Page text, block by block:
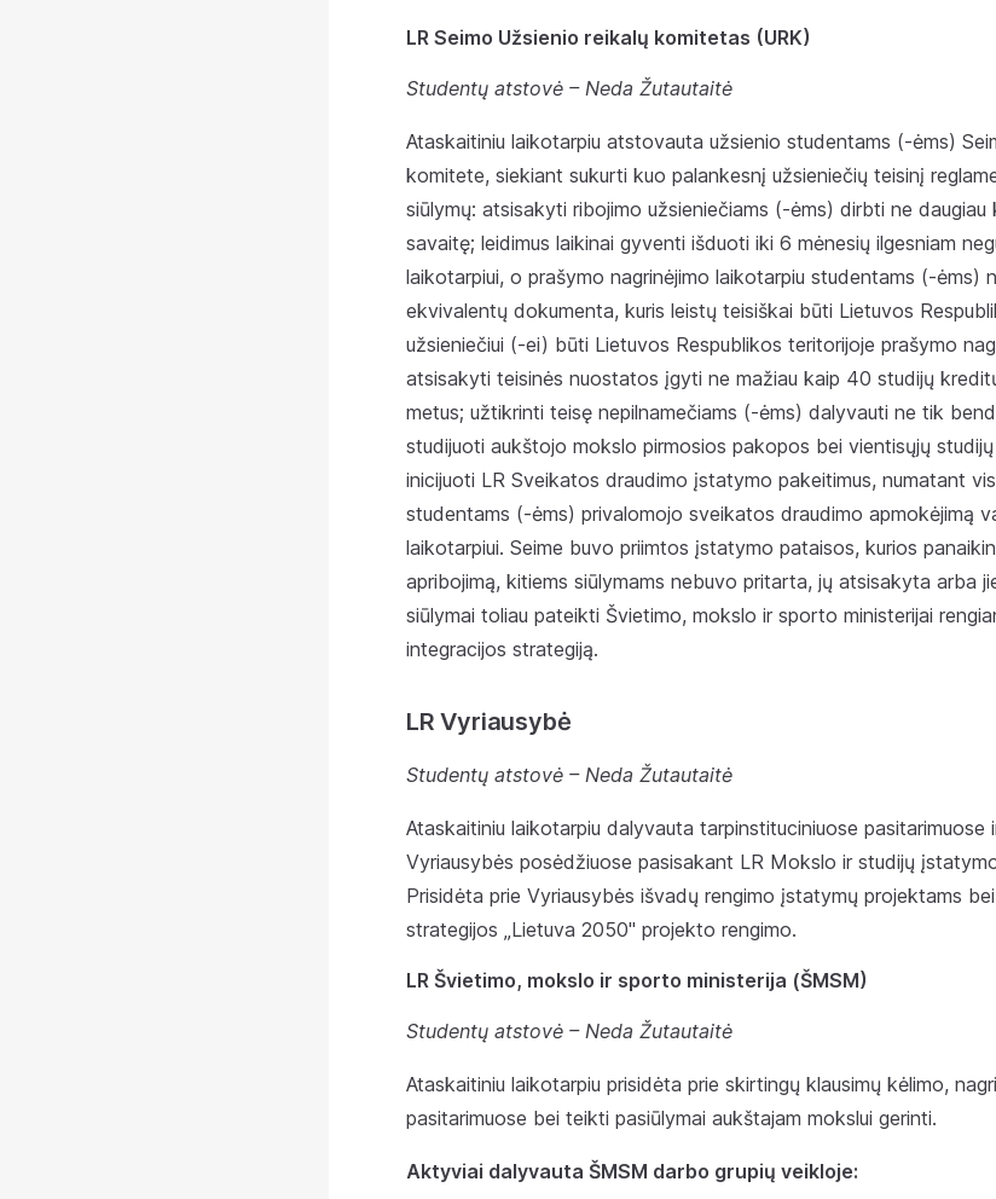
LR Seimo Užsienio reikalų komitetas (URK)
Studentų atstovė – Neda Žutautaitė
Ataskaitiniu laikotarpiu atstovauta užsienio studentams (-ėms)
komitete, siekiant sukurti kuo palankesnį užsieniečių teisinį
siūlymų: atsisakyti ribojimo užsieniečiams (-ėms) dirbti ne
savaitę; leidimus laikinai gyventi išduoti iki 6 mėnesių ilgesniam
laikotarpiui, o prašymo nagrinėjimo laikotarpiu studentams (-ėms)
ekvivalentų dokumenta, kuris leistų teisiškai būti Lietuvos
užsieniečiui (-ei) būti Lietuvos Respublikos teritorijoje prašymo
atsisakyti teisinės nuostatos įgyti ne mažiau kaip 40 studijų
metus; užtikrinti teisę nepilnamečiams (-ėms) dalyvauti ne tik
studijuoti aukštojo mokslo pirmosios pakopos bei vientisųjų
inicijuoti LR Sveikatos draudimo įstatymo pakeitimus, numatant
studentams (-ėms) privalomojo sveikatos draudimo apmokėjimą
laikotarpiui. Seime buvo priimtos įstatymo pataisos, kurios
apribojimą, kitiems siūlymams nebuvo pritarta, jų atsisakyta arba
siūlymai toliau pateikti Švietimo, mokslo ir sporto ministerijai
integracijos strategiją.
LR Vyriausybė
Studentų atstovė – Neda Žutautaitė
Ataskaitiniu laikotarpiu dalyvauta tarpinstituciniuose pasitarimuose
Vyriausybės posėdžiuose pasisakant LR Mokslo ir studijų
Prisidėta prie Vyriausybės išvadų rengimo įstatymų projektams
strategijos „Lietuva 2050" projekto rengimo.
LR Švietimo, mokslo ir sporto ministerija (ŠMSM)
Studentų atstovė – Neda Žutautaitė
Ataskaitiniu laikotarpiu prisidėta prie skirtingų klausimų kėlimo,
pasitarimuose bei teikti pasiūlymai aukštajam mokslui gerinti.
Aktyviai dalyvauta ŠMSM darbo grupių veikloje: